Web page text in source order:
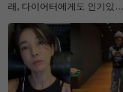
래, 다이어터에게도 인기있는